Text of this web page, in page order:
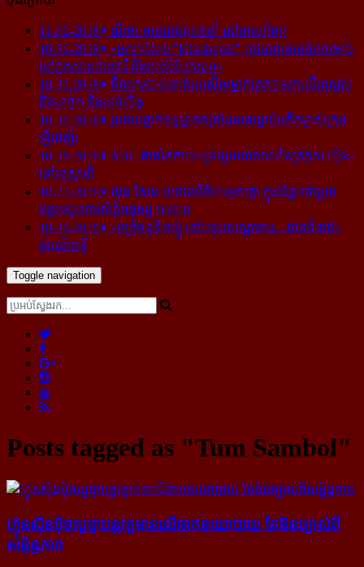
11-02-2018
ណីម៉ា អាច​ជាប់​គុក​៦ឆ្នាំ នៅ​អេស្ប៉ាញ!
10-31-2018
«អ្នក​កាសែត "Khashoggi" ត្រូវ​បាន​ច្របាច់ក​សម្លាប់​
នៅ​ក្នុង​ស្ថាន​ភារធារី និង​កាត់​បំបែក​សព»
10-31-2018
កីឡាករ​បាល់ទាត់​ប្រេស៊ីល​ម្នាក់​ត្រូវ​បាន​រក​ឃើញ​ស្លាប់​
ជិត​ដាច់ក និង​ដាច់​លិង្គ
10-31-2018
រូបភាព​ធ្លាក់​ឧទ្ធម្ភាគចក្រ​ដែល​សម្លាប់​អតីត​ម្ចាស់​ក្រុម​
ឡីឆេស្ទ័រ
10-28-2018
ABC គាស់​កកាយ​«ទ្រព្យមហាសាល​នៃ​ត្រកូល ហ៊ុន»​
នៅ​អូស្ត្រាលី
10-23-2018
ហ៊ុន សែន អះអាង​ពី​ជំហរ​ខុស​គ្នា ក្នុង​ជំនួប​ជាមួយ​
ឧត្តម​ស្នងការ​សិទ្ធិ​មនុស្ស អ.ស.ប
10-20-2018
«រាត្រីចន្ទទឹកឃ្មុំ នៅបន្ទប់សណ្ឋាគារ... ជាន់ទី៣៥»
សំណើចខ្លី
Toggle navigation
Posts tagged as "Tum Sambol"
ហ៊្វុនស៊ិនប៉ិច​ប្តេជ្ញា​បន្ត​វត្តមាន​លើ​ឆាក​នយោបាយ តែ​មិន​ច្បាស់​ពី​
សម្ព័ន្ធភាព